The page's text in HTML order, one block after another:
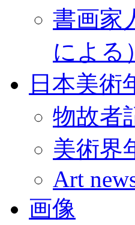
書画家
による）
日本美術
物故者
美術界
Art
画像